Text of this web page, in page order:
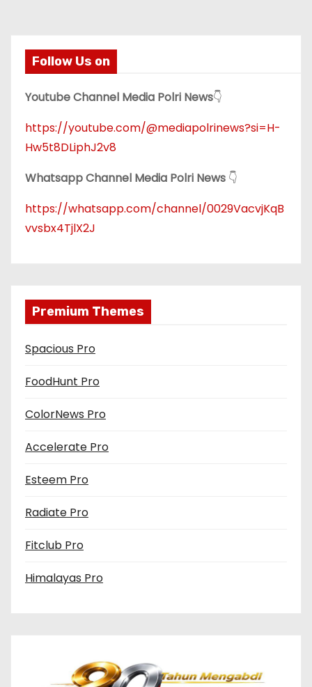
Follow Us on
Youtube Channel Media Polri News👇
https://youtube.com/@mediapolrinews?si=H-
Hw5t8DLiphJ2v8
Whatsapp Channel Media Polri News 👇
https://whatsapp.com/channel/0029VacvjKqB
vvsbx4TjlX2J
Premium Themes
Spacious Pro
FoodHunt Pro
ColorNews Pro
Accelerate Pro
Esteem Pro
Radiate Pro
Fitclub Pro
Himalayas Pro